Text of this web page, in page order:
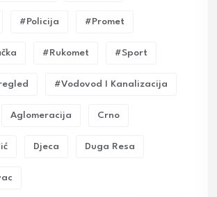
#policija #promet
#rukomet #sport
#vodovod I Kanalizacija
Aglomeracija Crno
Djeca Duga Resa